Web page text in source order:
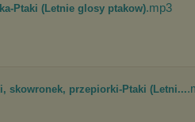
Ptaki (Letnie glosy ptakow).mp3
skowronek, przepiorki-Ptaki (Letni...